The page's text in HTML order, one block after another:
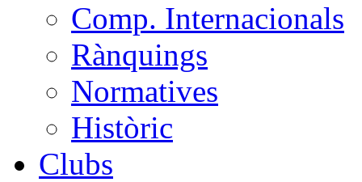
Comp. Internacionals
Rànquings
Normatives
Històric
Clubs